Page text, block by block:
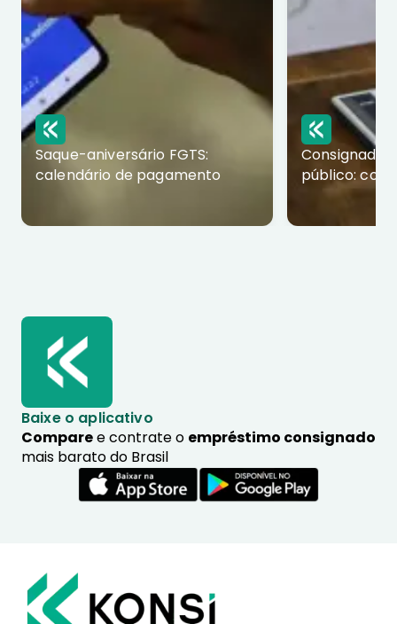
Saque-aniversário FGTS:
calendário de pagamento
Consignado
público:
Baixe o aplicativo
Comparee contrate o empréstimo consignado
mais barato do Brasil